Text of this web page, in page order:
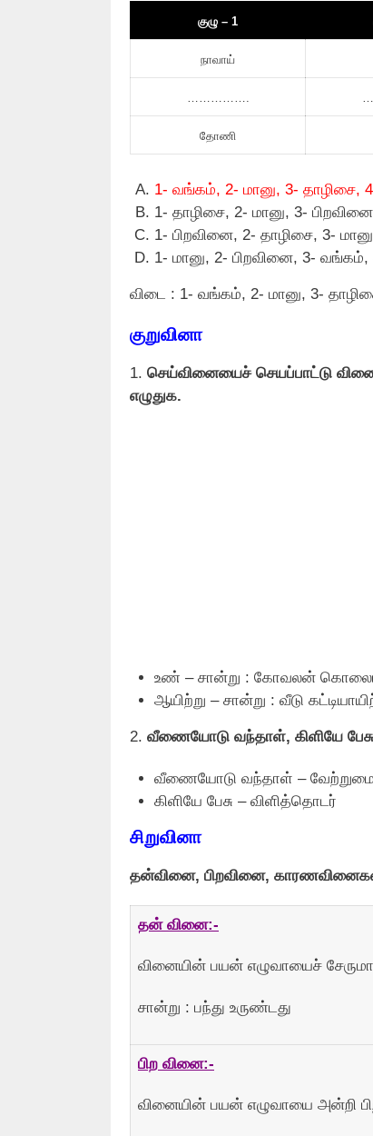
குழு – 1
நாவாய்
…………….
தோணி
1- வங்கம், 2- மானு, 3- தாழிசை,
1- தாழிசை, 2- மானு, 3-
1- பிறவினை, 2- தாழிசை, 3-
1- மானு, 2- பிறவினை, 3- வங்கம்,
விடை : 1- வங்கம், 2- மானு, 3-
குறுவினா
1. செய்வினையைச் செயப்பாட்டு
எழுதுக.
உண் – சான்று : கோவலன்
ஆயிற்று – சான்று : வீடு
2. வீணையோடு வந்தாள், கிளியே
வீணையோடு வந்தாள் –
கிளியே பேசு – விளித்தொடர்
சிறுவினா
தன்வினை, பிறவினை,
தன் வினை:-
வினையின் பயன் எழுவாயைச்
சான்று : பந்து உருண்டது
பிற வினை:-
வினையின் பயன் எழுவாயை அன்றி